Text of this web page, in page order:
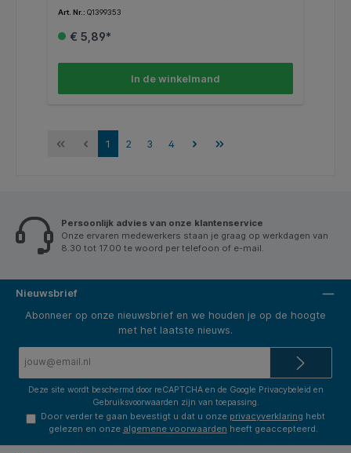
Art. Nr.: Q1399353
€ 5,89*
In de winkelmand
1 2 3 4
Persoonlijk advies van onze klantenservice
Onze ervaren medewerkers staan je graag op werkdagen van
8.30 tot 17.00 te woord per telefoon of e-mail.
Nieuwsbrief
Abonneer op onze nieuwsbrief en we houden je op de hoogte
met het laatste nieuws.
Deze site wordt beschermd door reCAPTCHA en de Google Privacybeleid en
Gebruiksvoorwaarden zijn van toepassing.
Door verder te gaan bevestigt u dat u onze privacyverklaring hebt
gelezen en onze algemene voorwaarden heeft geaccepteerd.